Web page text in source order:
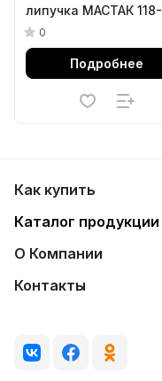
липучка МАСТАК 118-
10135
0
Подробнее
Как купить
Каталог продукции
О Компании
Контакты